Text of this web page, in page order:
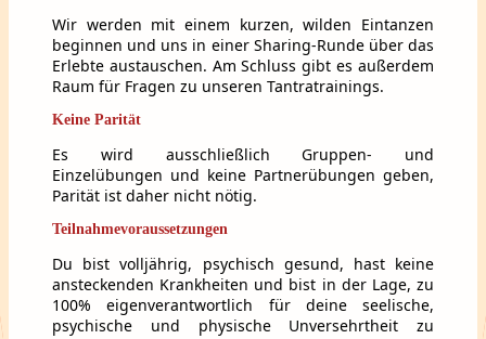
Wir werden mit einem kurzen, wilden Eintanzen
beginnen und uns in einer Sharing-Runde über das
Erlebte austauschen. Am Schluss gibt es außerdem
Raum für Fragen zu unseren Tantratrainings.
Keine Parität
Es wird ausschließlich Gruppen- und
Einzelübungen und keine Partnerübungen geben,
Parität ist daher nicht nötig.
Teilnahmevoraussetzungen
Du bist volljährig, psychisch gesund, hast keine
ansteckenden Krankheiten und bist in der Lage, zu
100% eigenverantwortlich für deine seelische,
psychische und physische Unversehrtheit zu